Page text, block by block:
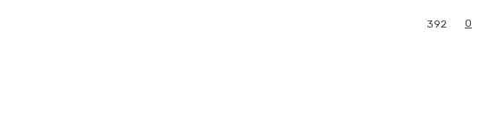
0
392